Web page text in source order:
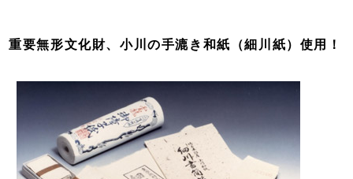
重要無形文化財、小川の手漉き和紙（細川紙）使用！